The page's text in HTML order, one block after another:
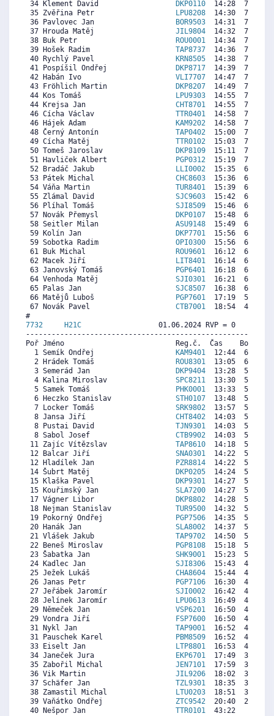
34 Klement David
DKP0110
14:28  7615
35 Zvěřina Petr
LPU8208
14:30  7591
36 Pavlovec Jan
BOR9503
14:31  7580
37 Hrouda Matěj JIL9804
14:32  7568
38 Buk Petr
ROU0001
14:34  7544
39 Hošek Radim TAP8737
14:36  7520
40 Rychlý Pavel
KRN8505
14:38  7496
41 Pospíšil Ondřej
DKP8717
14:39  7485
42 Habán Ivo VLI7707
14:47  7389
43 Fröhlich Martin
DKP8207
14:49  7366
44 Kos Tomáš
LPU9303
14:55  7294
44 Krejsa Jan CHT8701
14:55  7294
46 Cícha Václav TTR0401
14:58  7259
46 Hájek Adam
KAM9202
14:58  7259
48 Černý Antonín TAP0402
15:00  7235
49 Cícha Matěj TTR0102
15:03  7199
50 Tomeš Jaroslav
DKP8109
15:11  7104
51 Havliček Albert
PGP0312
15:19  7009
52 Bradáč Jakub
LLI0002
15:35  6819
53 Pátek Michal CHC8603
15:36  6807
54 Váňa Martin TUR8401
15:39  6771
55 Zlámal David SJC9603
15:42  6736
56 Plíhal Tomáš SJI8509
15:46  6688
57 Novák Přemysl
DKP0107
15:48  6664
58 Seitler Milan ASU9148
15:49  6652
59 Kolín Jan
DKP7701
15:56  6569
59 Sobotka Radim OPI0300
15:56  6569
61 Buk Michal
ROU9601
16:12  6379
62 Macek Jiří
LIT8401
16:14  6355
63 Janovský Tomáš
PGP6401
16:18  6308
64 Venhoda Matěj SJI0301
16:21  6272
65 Palas Jan SJC8507
16:38  6070
66 Matějů Luboš
PGP7601
17:19  5583
67 Novák Pavel CTB7001
18:54  4453
7732
H21C
01.06.2024 RVP = 0     IP
Poř Jméno                          Reg.č.  Čas    Body
  1 Semík Ondřej
KAM9401
12:44  6317
  2 Hrádek Tomáš
ROU8301
13:05  6153
  3 Semerád Jan
DKP9404
13:28  5973
  4 Kalina Miroslav
SPC8211
13:30  5957
  5 Samek Tomáš
PHK0001
13:33  5934
  6 Heczko Stanislav
STH0107
13:48  5816
  7 Locker Tomáš
SRK9802
13:57  5746
  8 Jansa Jiří
CHT8402
14:03  5699
  8 Pustai David
TJN9301
14:03  5699
  8 Sabol Josef
CTB9902
14:03  5699
11 Zajíc Vítězslav TAP8610
14:18  5581
12 Balcar Jiří SNA0301
14:22  5550
12 Hladílek Jan
PZR8814
14:22  5550
14 Šubrt Matěj
DKP0205
14:24  5535
15 Klaška Pavel
DKP9301
14:27  5511
15 Kouřimský Jan SLA7200
14:27  5511
17 Vágner Libor
DKP8802
14:28  5503
18 Nejman Stanislav TUR9500
14:32  5472
19 Pokorný Ondřej
PGP7506
14:35  5448
20 Hanák Jan SLA8002
14:37  5433
21 Vlášek Jakub TAP9702
14:50  5331
22 Beneš Miroslav
PGP8108
15:18  5112
23 Šabatka Jan SHK9001
15:23  5073
24 Kadlec Jan SJI8306
15:43  4916
25 Ježek Lukáš CHA8604
15:44  4909
26 Janas Petr
PGP7106
16:30  4549
27 Jeřábek Jaromír SJI0002
16:42  4455
28 Jelínek Jaromír
LPU0613
16:49  4400
29 Němeček Jan VSP6201
16:50  4392
29 Vondra Jiří
FSP7600
16:50  4392
31 Nykl Jan TAP9001
16:52  4376
31 Pauschek Karel
PBM8509
16:52  4376
33 Eiselt Jan
LTP8801
16:53  4369
34 Janeček Jura
EKP6701
17:49  3931
35 Zabořil Michal JEN7101
17:59  3852
36 Vik Martin JIL9206
18:02  3829
37 Schäfer Jan TZL9301
18:35  3571
38 Zamastil Michal
LTU0203
18:51  3445
39 Vaňátko Ondřej ZTC9542
20:40  2593
40 Nešpor Jan TTR0101
43:22     0